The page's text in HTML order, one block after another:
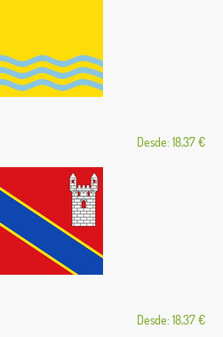
Desde: 18,37 €
Desde: 18,37 €